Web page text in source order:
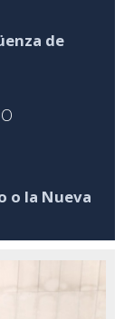
de
o la Nueva